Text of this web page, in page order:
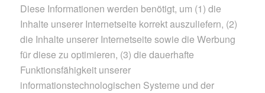
Diese Informationen werden benötigt, um (1) die
Inhalte unserer Internetseite korrekt auszuliefern, (2)
die Inhalte unserer Internetseite sowie die Werbung
für diese zu optimieren, (3) die dauerhafte
Funktionsfähigkeit unserer
informationstechnologischen Systeme und der